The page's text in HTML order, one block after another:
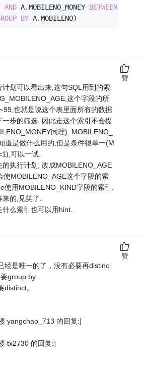
AND A.MOBILENO_MONEY BETWEEN
BY A.MOBILENO)
计划可以看出来,这句SQL用到的索
这个字段的所
也就是说这个表里面所有的数据
步的筛选. 因此走这个索引不会提
同理). MOBILENO_
道是做什么用的,但是条件很单一(M
可以一试.
的执行计划, 改成MOBILENO_AGE
使MOBILENO_AGE这个字段的索
使用MOBILENO_KIND字段的索引.
的,见笑了.
么索引也可以用hint.
赞
经是唯一的了，没有必要再distinc
group by
distinct。
yangchao_713 的回复:]
tx2730 的回复:]
赞